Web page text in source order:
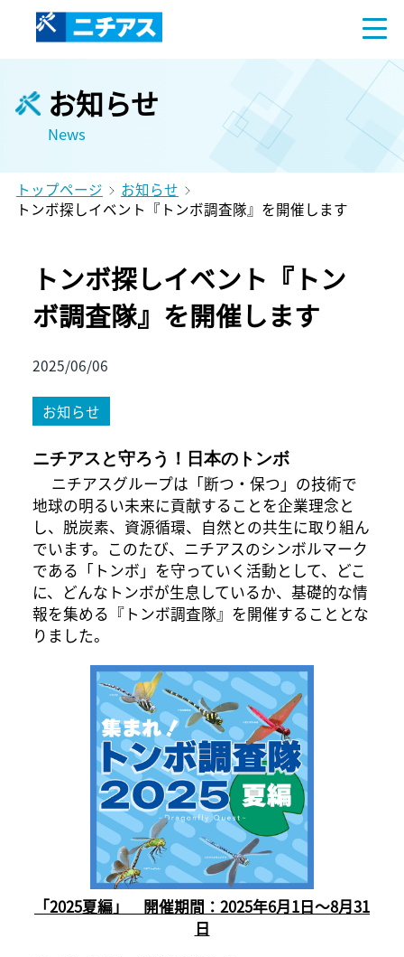
お知らせ
News
トップページ
お知らせ
トンボ探しイベント『トンボ調査隊』を開催します
トンボ探しイベント『トン
ボ調査隊』を開催します
2025/06/06
お知らせ
ニチアスと守ろう！日本のトンボ
ニチアスグループは「断つ・保つ」の技術で
地球の明るい未来に貢献することを企業理念と
し、脱炭素、資源循環、自然との共生に取り組ん
でいます。このたび、ニチアスのシンボルマーク
である「トンボ」を守っていく活動として、どこ
に、どんなトンボが生息しているか、基礎的な情
報を集める『トンボ調査隊』を開催することとな
りました。
「2025夏編」 開催期間：2025年6月1日～8月31
日